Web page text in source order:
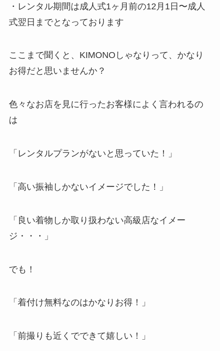
・レンタル期間は成人式1ヶ月前の12月1日〜成人
式翌日までとなっております
ここまで聞くと、KIMONOしゃなりって、かなり
お得だと思いませんか？
色々なお店を見に行ったお客様によく言われるの
は
「レンタルプランがないと思っていた！」
「高い振袖しかないイメージでした！」
「良い着物しか取り扱わない高級店なイメー
ジ・・・」
でも！
「着付け無料なのはかなりお得！」
「前撮りも近くでできて嬉しい！」